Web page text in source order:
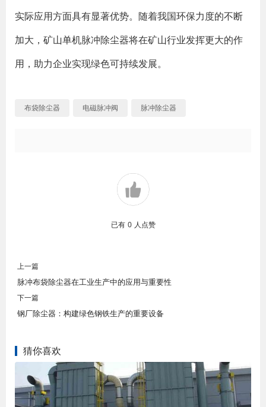
实际应用方面具有显著优势。随着我国环保力度的不断
加大，矿山单机脉冲除尘器将在矿山行业发挥更大的作
用，助力企业实现绿色可持续发展。
布袋除尘器 电磁脉冲阀 脉冲除尘器
已有 0 人点赞
上一篇
脉冲布袋除尘器在工业生产中的应用与重要性
下一篇
钢厂除尘器：构建绿色钢铁生产的重要设备
猜你喜欢